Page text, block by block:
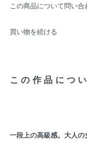
この商品について問い合
買い物を続ける
この作品につ
一段上の高級感。大人